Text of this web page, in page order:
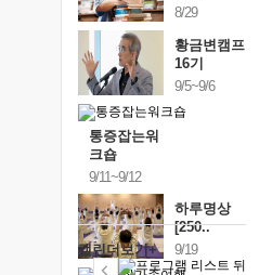
8/29
황금변캠프
16기
9/5~9/6
통증잡는워
크숍
9/11~9/12
하루명상
[250..
9/19
캘린더보기+